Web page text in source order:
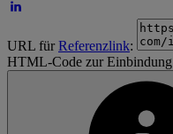
URL fürReferenzlink:
HTML-Code zur Einbindung